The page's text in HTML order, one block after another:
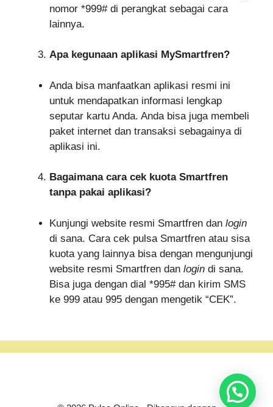
nomor *999# di perangkat sebagai cara
lainnya.
Apa kegunaan aplikasi MySmartfren?
Anda bisa manfaatkan aplikasi resmi ini
untuk mendapatkan informasi lengkap
seputar kartu Anda. Anda bisa juga membeli
paket internet dan transaksi sebagainya di
aplikasi ini.
Bagaimana cara cek kuota Smartfren
tanpa pakai aplikasi?
Kunjungi website resmi Smartfren dan login
di sana. Cara cek pulsa Smartfren atau sisa
kuota yang lainnya bisa dengan mengunjungi
website resmi Smartfren dan login di sana.
Bisa juga dengan dial *995# dan kirim SMS
ke 999 atau 995 dengan mengetik “CEK”.